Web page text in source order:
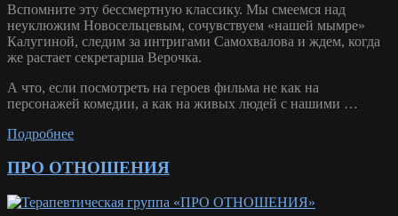
Вспомните эту бессмертную классику. Мы смеемся над
неуклюжим Новосельцевым, сочувствуем «нашей мымре»
Калугиной, следим за интригами Самохвалова и ждем, когда
же растает секретарша Верочка.
А что, если посмотреть на героев фильма не как на
персонажей комедии, а как на живых людей с нашими …
Подробнее
ПРО ОТНОШЕНИЯ